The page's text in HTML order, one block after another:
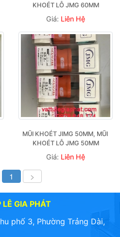
KHOÉT LỖ JMG 60MM
Giá: Liên Hệ
MŨI KHOÉT JIMG 50MM, MŨI
KHOÉT LỖ JMG 50MM
Giá: Liên Hệ
1 >
GIA PHÁT
phố 3, Phường Trảng Dài,